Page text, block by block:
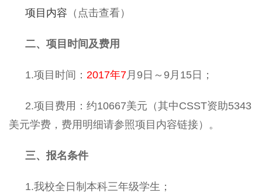
项目内容 （点击查看）
二、项目时间及费用
1.项目时间： 2017年7 月9日～9月15日；
2.项目费用：约10667美元（其中CSST资助5343
美元学费，费用明细请参照项目内容链接）。
三、报名条件
1.我校全日制本科三年级学生；